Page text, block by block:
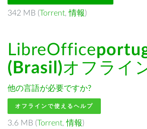
342 MB (Torrent,情報)
LibreOffice
(Brasil)オフライ
他の言語が必要ですか?
オフラインで使えるヘルプ
3.6 MB (Torrent,情報)